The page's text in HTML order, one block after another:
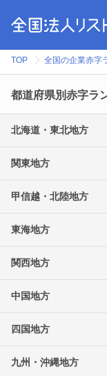
TOP 全国の企業赤字
都道府県別赤字ラ
北海道・東北地方
関東地方
甲信越・北陸地方
東海地方
関西地方
中国地方
四国地方
九州・沖縄地方